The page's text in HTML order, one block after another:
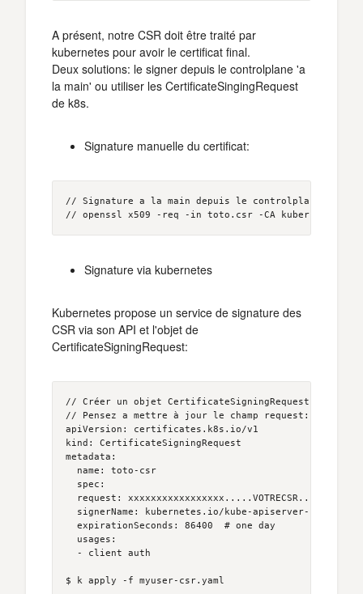
A présent, notre CSR doit être traité par
kubernetes pour avoir le certificat final.
Deux solutions: le signer depuis le controlplane 'a
la main' ou utiliser les CertificateSingingRequest
de k8s.
Signature manuelle du certificat:
// Signature a la main depuis le controlplane:
// openssl x509 -req -in toto.csr -CA kubernetes-
Signature via kubernetes
Kubernetes propose un service de signature des
CSR via son API et l'objet de
CertificateSigningRequest:
// Créer un objet CertificateSigningRequest
// Pensez a mettre à jour le champ request: avec
apiVersion: certificates.k8s.io/v1
kind: CertificateSigningRequest
metadata:
  name: toto-csr
  spec:
request:
  signerName: kubernetes.io/kube-apiserver-client
  expirationSeconds: 86400  # one day
  usages:
  - client auth
$ k apply -f myuser-csr.yaml